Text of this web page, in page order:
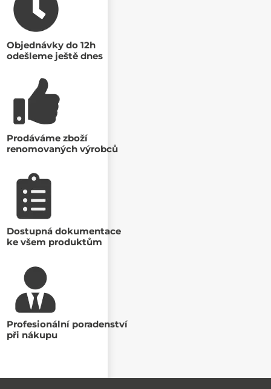
Objednávky do 12h
odešleme ještě dnes
Prodáváme zboží
renomovaných výrobců
Dostupná dokumentace
ke všem produktům
Profesionální poradenství
při nákupu